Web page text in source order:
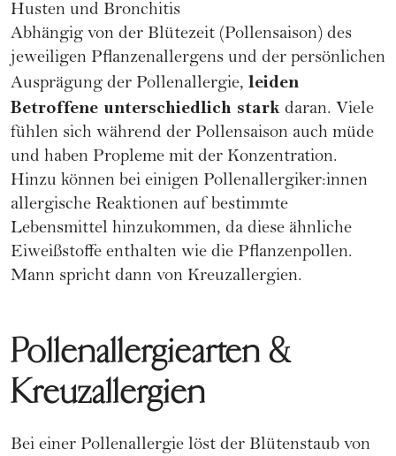
Husten und Bronchitis
Abhängig von der Blütezeit (Pollensaison) des
jeweiligen Pflanzenallergens und der persönlichen
Ausprägung der Pollenallergie, leiden
Betroffene unterschiedlich stark daran. Viele
fühlen sich während der Pollensaison auch müde
und haben Propleme mit der Konzentration.
Hinzu können bei einigen Pollenallergiker:innen
allergische Reaktionen auf bestimmte
Lebensmittel hinzukommen, da diese ähnliche
Eiweißstoffe enthalten wie die Pflanzenpollen.
Mann spricht dann von Kreuzallergien.
Pollenallergiearten &
Kreuzallergien
Bei einer Pollenallergie löst der Blütenstaub von